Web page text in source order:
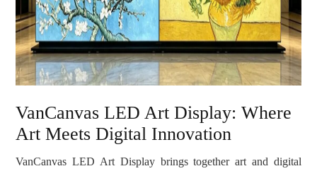
VanCanvas LED Art Display: Where
Art Meets Digital Innovation
VanCanvas LED Art Display brings together art and digital